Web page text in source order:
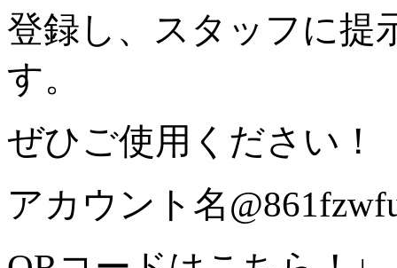
登録し、スタッフに提
す。
ぜひご使用ください！
アカウント名